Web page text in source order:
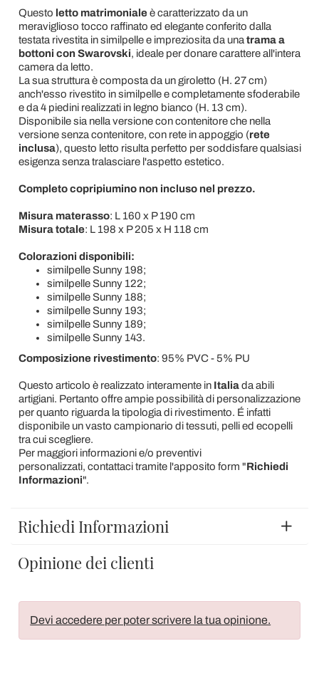
Questo letto matrimonialeè caratterizzato da un
meraviglioso tocco raffinato ed elegante conferito dalla
testata rivestita in similpelle e impreziosita da una trama a
bottoni con Swarovski, ideale per donare carattere all'intera
camera da letto.
La sua struttura è composta da un giroletto (H. 27 cm)
anch'esso rivestito in similpelle e completamente sfoderabile
e da 4 piedini realizzati in legno bianco (H. 13 cm).
Disponibile sia nella versione con contenitore che nella
versione senza contenitore, con rete in appoggio (rete
inclusa), questo letto risulta perfetto per soddisfare qualsiasi
esigenza senza tralasciare l'aspetto estetico.
Completo copripiumino non incluso nel prezzo.
Misura materasso: L 160 x P 190 cm
Misura totale: L 198 x P 205 x H 118 cm
Colorazioni disponibili:
similpelle Sunny 198;
similpelle Sunny 122;
similpelle Sunny 188;
similpelle Sunny 193;
similpelle Sunny 189;
similpelle Sunny 143.
Composizione rivestimento: 95% PVC - 5% PU
Questo articolo è realizzato interamente in Italiada abili
artigiani. Pertanto offre ampie possibilità di personalizzazione
per quanto riguarda la tipologia di rivestimento. É infatti
disponibile un vasto campionario di tessuti, pelli ed ecopelli
tra cui scegliere.
Per maggiori informazioni e/o preventivi
personalizzati, contattaci tramite l'apposito form "Richiedi
Informazioni".
Richiedi Informazioni
Opinione dei clienti
Devi accedere per poter scrivere la tua opinione.